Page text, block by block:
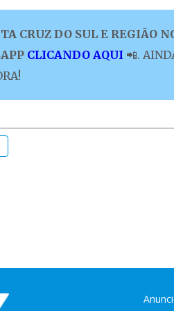
CRUZ DO SUL E REGIÃO
CLICANDO AQUI 📲.